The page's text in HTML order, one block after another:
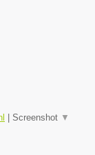
Screenshot ▼